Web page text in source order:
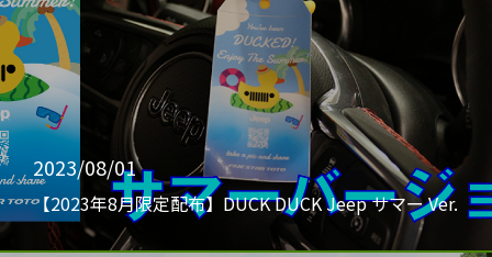
2023/08/01
【2023年8月限定配布】DUCK DUCK Jeep サマー Ver.